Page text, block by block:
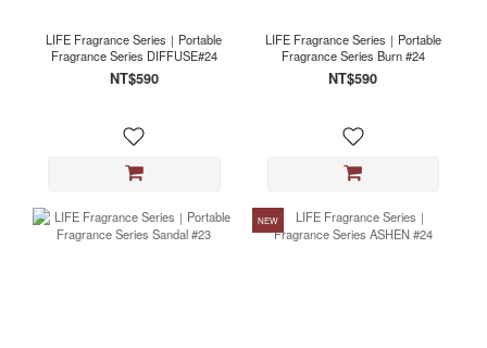
LIFE Fragrance Series｜Portable
Fragrance Series DIFFUSE#24
NT$590
LIFE Fragrance Series｜Portable
Fragrance Series Burn #24
NT$590
NEW